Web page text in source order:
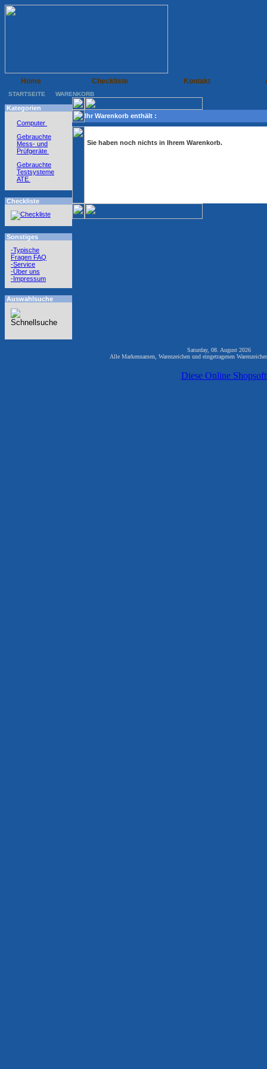
Home Checkliste Kontakt
STARTSEITE WARENKORB
Kategorien
Computer
Gebrauchte
Mess- und
Prüfgeräte
Gebrauchte
Testsysteme
ATE
Checkliste
Sonstiges
-Typische
Fragen FAQ
-Service
-Über uns
-Impressum
Auswahlsuche
Ihr Warenkorb enthält :
Sie haben noch nichts in Ihrem Warenkorb.
Saturday, 08. August 2026
Alle Markennamen, Warenzeichen und eingetragenen
Diese Online